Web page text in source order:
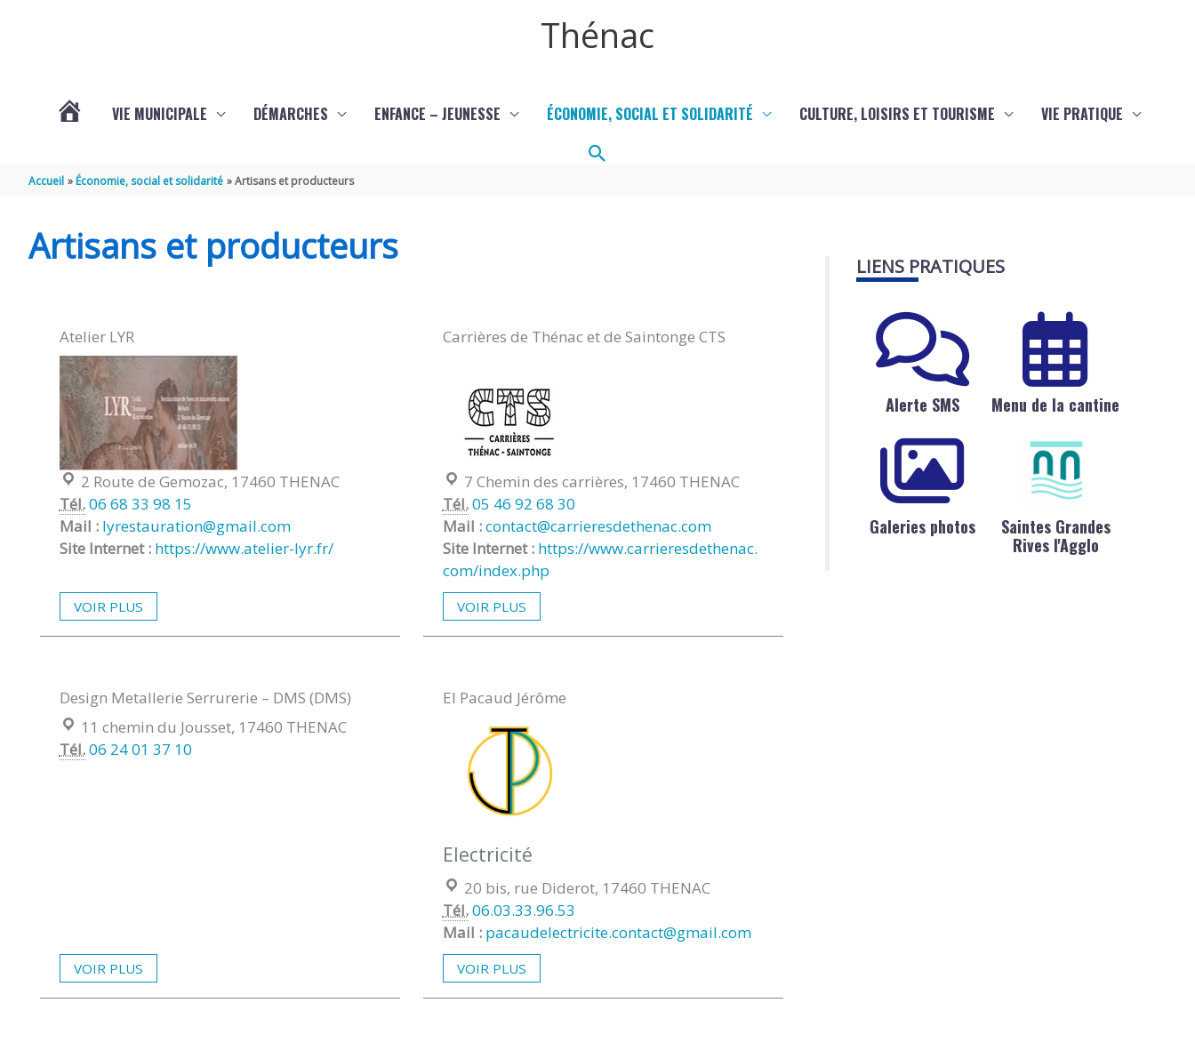
Thénac
THÉNAC
VIE MUNICIPALE DÉMARCHES ENFANCE – JEUNESSE ÉCONOMIE, SOCIAL ET SOLIDARITÉ CULTURE, LOISIRS ET TOURISME VIE PRATIQUE
Rechercher
Accueil Économie, social et solidarité Artisans et producteurs
Artisans et producteurs
Atelier LYR
Localisation :
2 Route de Gemozac, 17460 THENAC
Tél.06 68 33 98 15
Mail : lyrestauration@gmail.com
Site Internet : https://www.atelier-lyr.fr/
VOIR PLUS
Carrières de Thénac et de Saintonge CTS
Localisation :
7 Chemin des carrières, 17460 THENAC
Tél.05 46 92 68 30
Mail :contact@carrieresdethenac.com
Site Internet : https://www.carrieresdethenac.
com/index.php
VOIR PLUS
Design Metallerie Serrurerie – DMS (DMS)
Localisation :
11 chemin du Jousset, 17460 THENAC
Tél.06 24 01 37 10
VOIR PLUS
EI Pacaud Jérôme
Electricité
Localisation :
20 bis, rue Diderot, 17460 THENAC
Tél.06.03.33.96.53
Mail : pacaudelectricite.contact@gmail.com
VOIR PLUS
LIENS PRATIQUES
Alerte SMS Menu de la cantine
Galeries photos
Saintes Grandes
Rives l'Agglo